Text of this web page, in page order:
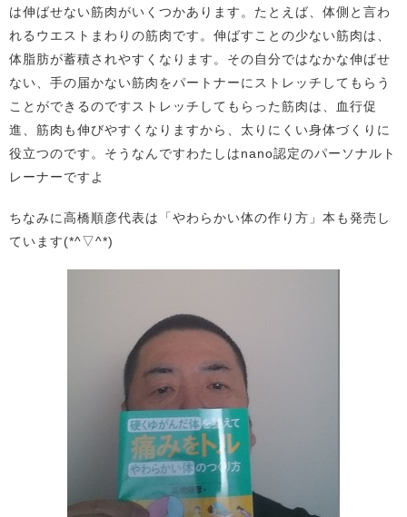
は伸ばせない筋肉がいくつかあります。たとえば、体側と言わ
れるウエストまわりの筋肉です。伸ばすことの少ない筋肉は、
体脂肪が蓄積されやすくなります。その自分ではなかな伸ばせ
ない、手の届かない筋肉をパートナーにストレッチしてもらう
ことができるのですストレッチしてもらった筋肉は、血行促
進、筋肉も伸びやすくなりますから、太りにくい身体づくりに
役立つのです。そうなんですわたしはnano認定のパーソナルト
レーナーですよ
ちなみに高橋順彦代表は「やわらかい体の作り方」本も発売し
ています(*^▽^*)